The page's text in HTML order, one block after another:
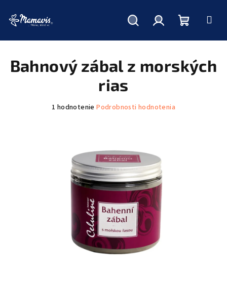
košík
Bahnový zábal z morských
rias
Priemerné
hviezdičiek.
1 hodnotenie Podrobnosti hodnotenia